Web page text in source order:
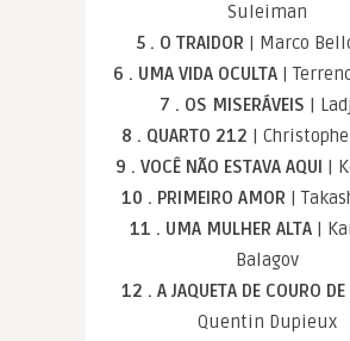
Suleiman
5 . O TRAIDOR
| Marco
6 . UMA VIDA OCULTA
|
7 . OS MISERÁVEIS
|
8 . QUARTO 212
|
9 . VOCÊ NÃO ESTAVA AQUI
|
10 . PRIMEIRO AMOR
|
11 . UMA MULHER ALTA
|
Balagov
12 . A JAQUETA DE COURO DE
Quentin Dupieux